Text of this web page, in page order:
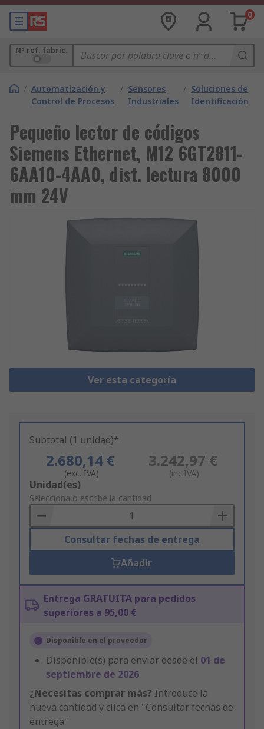
0
Nº ref. fabric.
/ Automatización y
Control de Procesos
/ Sensores
Industriales
/ Soluciones de
Identificación
Pequeño lector de códigos
Siemens Ethernet, M12 6GT2811-
6AA10-4AA0, dist. lectura 8000
mm 24V
Ver esta categoría
Subtotal (1 unidad)*
2.680,14 €
(exc. IVA)
3.242,97 €
(inc.IVA)
Add
to
Basket
Unidad(es)
Selecciona o escribe la cantidad
Consultar fechas de entrega
Añadir
Entrega GRATUITA para pedidos
superiores a 95,00 €
Disponible en el proveedor
Disponible(s) para enviar desde el 01 de
septiembre de 2026
¿Necesitas comprar más? Introduce la
nueva cantidad y clica en "Consultar fechas de
entrega"